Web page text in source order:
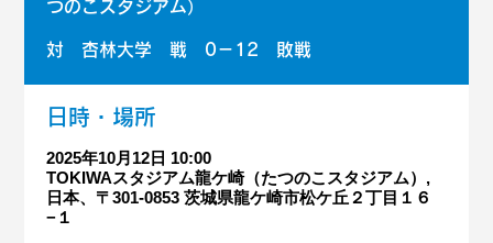
つのこスタジアム）
対 杏林大学 戦 0－12 敗戦
日時・場所
2025年10月12日 10:00
TOKIWAスタジアム龍ケ崎（たつのこスタジアム）,
日本、〒301-0853 茨城県龍ケ崎市松ケ丘２丁目１６
−１